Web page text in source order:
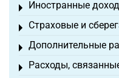
Иностранные
Toggle menu
Страховые и
Toggle menu
Дополнительные
Toggle menu
Расходы,
Toggle menu